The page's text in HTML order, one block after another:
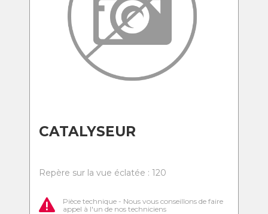
CATALYSEUR
Repère sur la vue éclatée : 120
Pièce technique - Nous vous conseillons de faire
appel à l'un de nos techniciens